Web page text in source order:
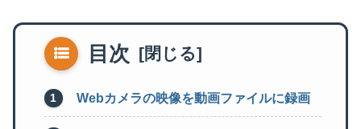
目次
Webカメラの映像を動画ファイルに録画